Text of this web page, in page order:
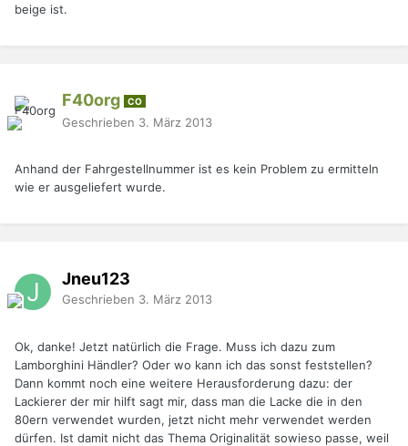
beige ist.
F40org CO
Geschrieben 3. März 2013
Anhand der Fahrgestellnummer ist es kein Problem zu ermitteln
wie er ausgeliefert wurde.
Jneu123
Geschrieben 3. März 2013
Ok, danke! Jetzt natürlich die Frage. Muss ich dazu zum
Lamborghini Händler? Oder wo kann ich das sonst feststellen?
Dann kommt noch eine weitere Herausforderung dazu: der
Lackierer der mir hilft sagt mir, dass man die Lacke die in den
80ern verwendet wurden, jetzt nicht mehr verwendet werden
dürfen. Ist damit nicht das Thema Originalität sowieso passe, weil